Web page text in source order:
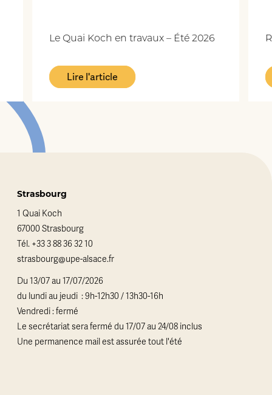
Le Quai Koch en travaux – Été 2026
Lire l'article
Strasbourg
1 Quai Koch
67000 Strasbourg
Tél. +33 3 88 36 32 10
strasbourg@upe-alsace.fr
Du 13/07 au 17/07/2026
du lundi au jeudi : 9h-12h30 / 13h30-16h
Vendredi : fermé
Le secrétariat sera fermé du 17/07 au 24/08 inclus
Une permanence mail est assurée tout l'été